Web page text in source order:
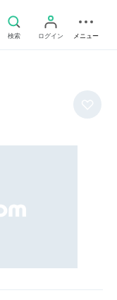
検索 ログイン メニュー